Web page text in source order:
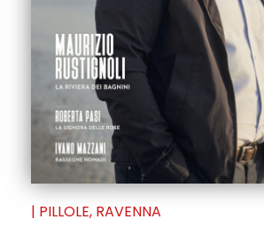
| PILLOLE, RAVENNA